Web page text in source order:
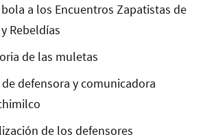
a los Encuentros Zapatistas de
Rebeldías
de las muletas
defensora y comunicadora
de los defensores